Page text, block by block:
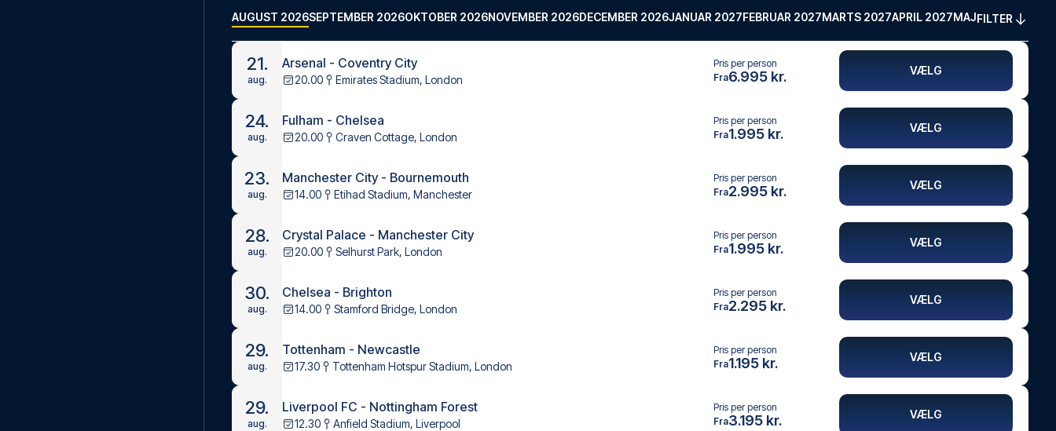
AUGUST 2026SEPTEMBER 2026OKTOBER 2026NOVEMBER 2026DECEMBER 2026JANUAR 2027FEBRUAR 2027MARTS 2027APRIL 2027MAJ 2027
FILTER
21.
aug.
Arsenal - Coventry City
20.00 Emirates Stadium, London
Pris per person
Fra6.995 kr. VÆLG
24.
aug.
Fulham - Chelsea
20.00 Craven Cottage, London
Pris per person
Fra1.995 kr. VÆLG
23.
aug.
Manchester City - Bournemouth
14.00 Etihad Stadium, Manchester
Pris per person
Fra2.995 kr. VÆLG
28.
aug.
Crystal Palace - Manchester City
20.00 Selhurst Park, London
Pris per person
Fra1.995 kr. VÆLG
30.
aug.
Chelsea - Brighton
14.00 Stamford Bridge, London
Pris per person
Fra2.295 kr. VÆLG
29.
aug.
Tottenham - Newcastle
17.30 Tottenham Hotspur Stadium, London
Pris per person
Fra1.195 kr. VÆLG
29.
aug.
Liverpool FC - Nottingham Forest
12.30 Anfield Stadium, Liverpool
Pris per person
Fra3.195 kr. VÆLG